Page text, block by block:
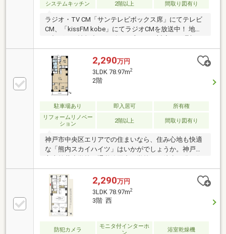
システムキッチン
2階以上 間取り図有り
ラジオ・TV CM「サンテレビボックス席」にてテレビ
CM、「kissFM kobe」にてラジオCMを放送中！ 地域
住まい探しをサポート致します♪
2,290万円
3LDK 78.97m2
2階
駐車場あり 即入居可
所有権
リフォームリノベー
ション
2階以上 間取り図有り
神戸市中央区エリアでの住まいなら、住み心地も快適
な「熊内スカイハイツ」はいかがでしょうか。神戸市
利で快適な生活ができる中古マンションです。新居を
お求
2,290万円
3LDK 78.97m2
3階 西
防犯カメラ
モニタ付インターホ
浴室乾燥機